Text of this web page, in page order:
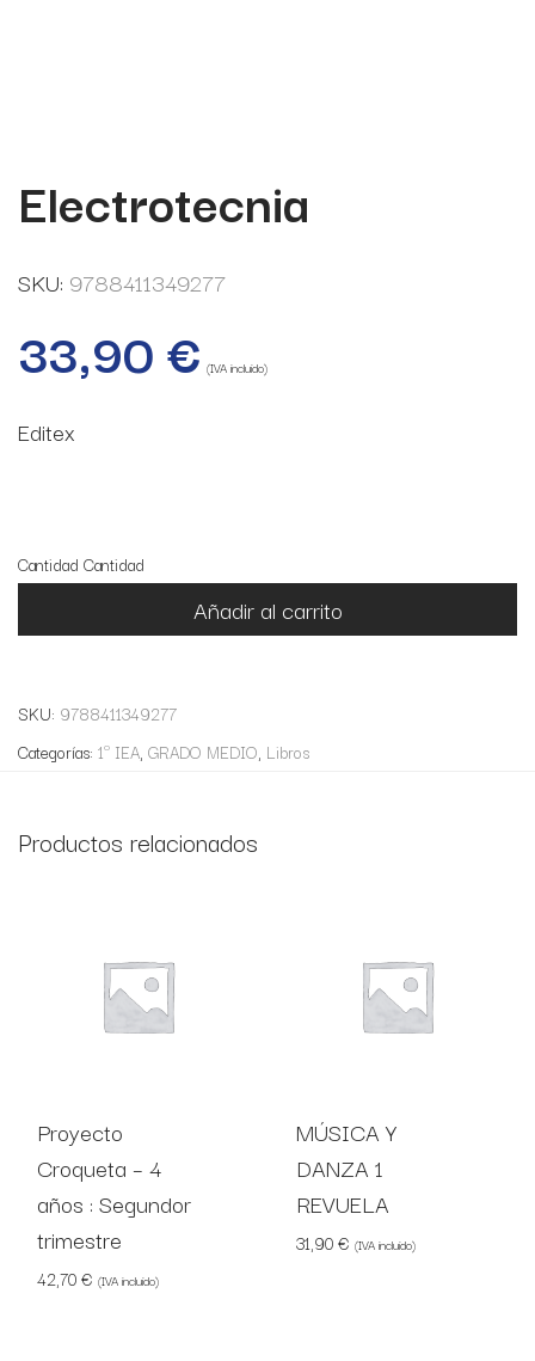
Electrotecnia
SKU: 9788411349277
33,90€ (IVA incluido)
Editex
Cantidad Cantidad
Añadir al carrito
SKU: 9788411349277
Categorías: 1º IEA, GRADO MEDIO, Libros
Productos relacionados
Proyecto
Croqueta – 4
años : Segundor
trimestre
42,70€ (IVA incluido)
MÚSICA Y
DANZA 1
REVUELA
31,90€ (IVA incluido)